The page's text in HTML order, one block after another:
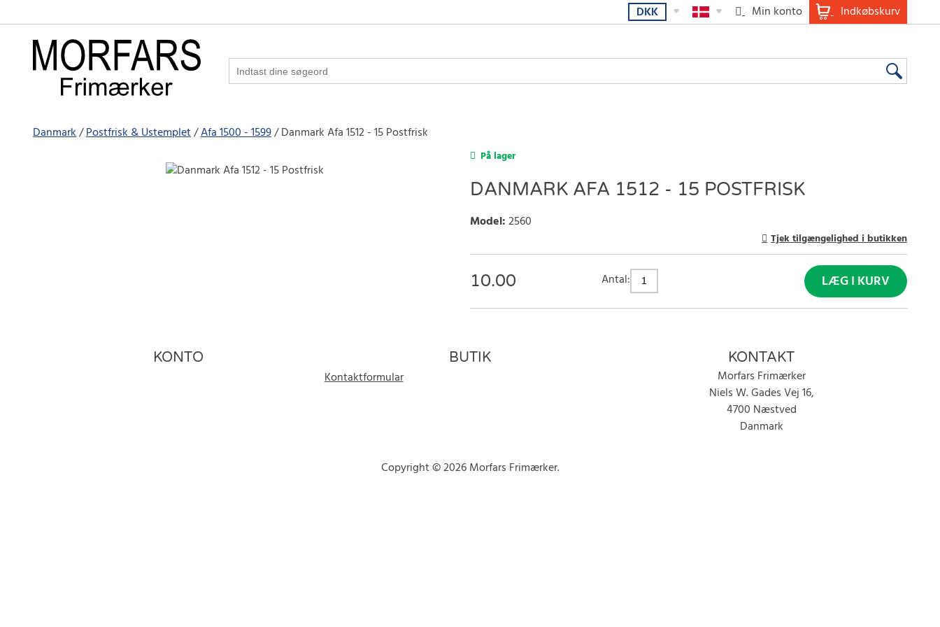
Indkøbskurv
Min konto
DKK
Danmark Postfrisk & Ustemplet Afa 1500 - 1599 Danmark Afa 1512 - 15 Postfrisk
På lager
DANMARK AFA 1512 - 15 POSTFRISK
Model:2560
Tjek tilgængelighed i butikken
10.00 Antal: LÆG I KURV
KONTO BUTIK
Kontaktformular
KONTAKT
Morfars Frimærker
Niels W. Gades Vej 16,
4700 Næstved
Danmark
Copyright © 2026 Morfars Frimærker.